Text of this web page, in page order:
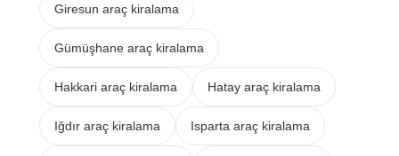
Giresun araç kiralama
Gümüşhane araç kiralama
Hakkari araç kiralama Hatay araç kiralama
Iğdır araç kiralama Isparta araç kiralama